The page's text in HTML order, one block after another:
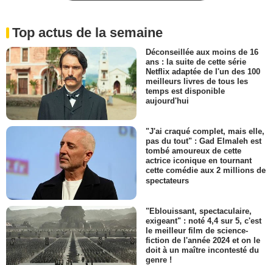
Top actus de la semaine
Déconseillée aux moins de 16
ans : la suite de cette série
Netflix adaptée de l'un des 100
meilleurs livres de tous les
temps est disponible
aujourd'hui
"J'ai craqué complet, mais elle,
pas du tout" : Gad Elmaleh est
tombé amoureux de cette
actrice iconique en tournant
cette comédie aux 2 millions de
spectateurs
"Eblouissant, spectaculaire,
exigeant" : noté 4,4 sur 5, c'est
le meilleur film de science-
fiction de l'année 2024 et on le
doit à un maître incontesté du
genre !